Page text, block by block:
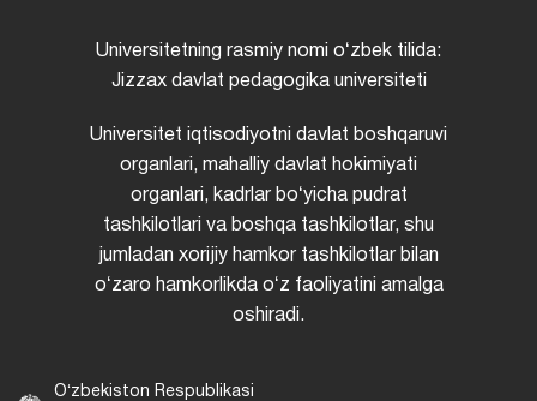
Universitetning rasmiy nomi oʻzbek tilida:
Jizzax davlat pedagogika universiteti
Universitet iqtisodiyotni davlat boshqaruvi
organlari, mahalliy davlat hokimiyati
organlari, kadrlar boʻyicha pudrat
tashkilotlari va boshqa tashkilotlar, shu
jumladan xorijiy hamkor tashkilotlar bilan
oʻzaro hamkorlikda oʻz faoliyatini amalga
oshiradi.
Oʻzbekiston Respublikasi